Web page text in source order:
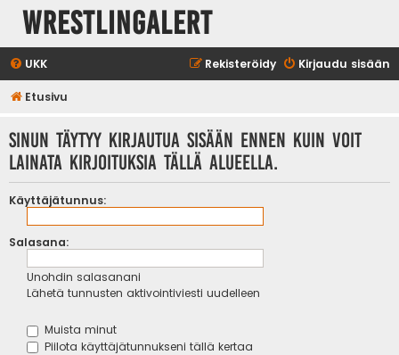
WrestlingAlert
UKK Kirjaudu sisään
Rekisteröidy
Etusivu
Sinun täytyy kirjautua sisään ennen kuin voit
lainata kirjoituksia tällä alueella.
Käyttäjätunnus:
Salasana:
Unohdin salasanani
Lähetä tunnusten aktivointiviesti uudelleen
Muista minut
Piilota käyttäjätunnukseni tällä kertaa